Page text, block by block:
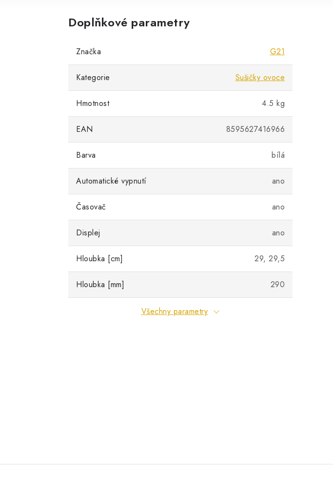
Doplňkové parametry
Značka G21
Kategorie Sušičky ovoce
Hmotnost 4.5 kg
EAN 8595627416966
Barva bílá
Automatické vypnutí ano
Časovač ano
Displej ano
Hloubka [cm] 29, 29,5
Hloubka [mm] 290
Všechny parametry